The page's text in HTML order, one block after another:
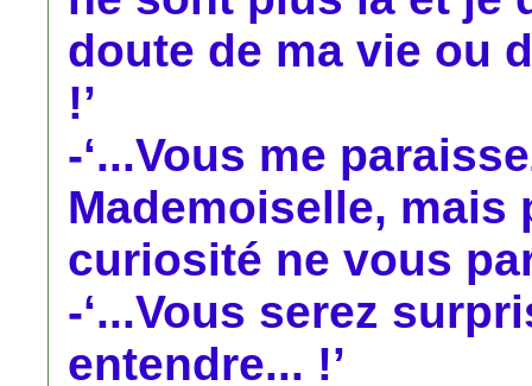
doute de ma vie ou
!’
-‘...Vous me
Mademoiselle, mais
curiosité ne vous
-‘...Vous serez
entendre... !’